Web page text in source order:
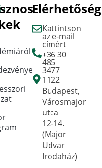
Elérhetőség
Kattintson
az e-mail
címért
+36 30
485
3477
1122
Budapest,
Városmajor
utca
12-14.
(Major
Udvar
Irodaház)